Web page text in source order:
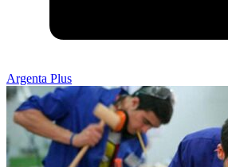
Argenta Plus